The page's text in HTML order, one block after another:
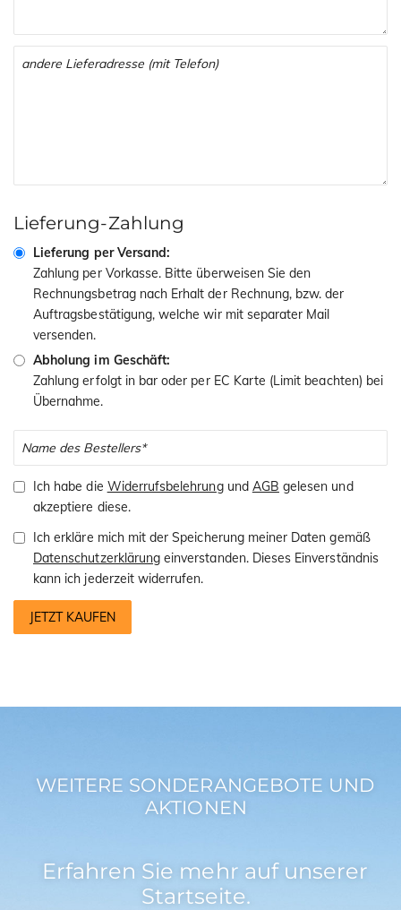
Lieferung-Zahlung
Lieferung per Versand:
Zahlung per Vorkasse. Bitte überweisen Sie den
Rechnungsbetrag nach Erhalt der Rechnung, bzw. der
Auftragsbestätigung, welche wir mit separater Mail
versenden.
Abholung im Geschäft:
Zahlung erfolgt in bar oder per EC Karte (Limit beachten) bei
Übernahme.
Ich habe die Widerrufsbelehrungund AGB gelesen und
akzeptiere diese.
Ich erkläre mich mit der Speicherung meiner Daten gemäß
Datenschutzerklärung einverstanden. Dieses Einverständnis
kann ich jederzeit widerrufen.
JETZT KAUFEN
WEITERE SONDERANGEBOTE UND
AKTIONEN
Erfahren Sie mehr auf unserer
Startseite.